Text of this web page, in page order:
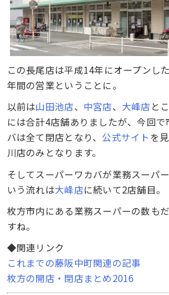
この長尾店は平成14年にオープンし
年間の営業ということに。
以前は山田池店、 中宮店、 大峰店 と
には合計4店舗ありましたが、今回
バは全て閉店となり、 公式サイト を
川店のみとなります。
そしてスーパーワカバが業務スーパ
いう流れは大峰店に続いて2店舗目。
枚方市内にある業務スーパーの数も
すね。
◆関連リンク
これまでの藤阪中町関連の記事
枚方の開店・閉店まとめ2016